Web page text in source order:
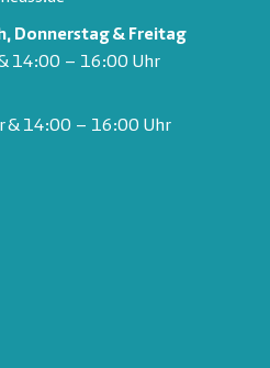
Donnerstag & Freitag
14:00 – 16:00 Uhr
& 14:00 – 16:00 Uhr